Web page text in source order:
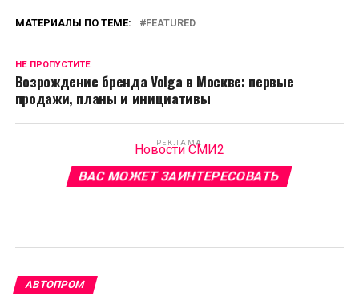
МАТЕРИАЛЫ ПО ТЕМЕ: FEATURED
НЕ ПРОПУСТИТЕ
Возрождение бренда Volga в Москве: первые
продажи, планы и инициативы
РЕКЛАМА
Новости СМИ2
ВАС МОЖЕТ ЗАИНТЕРЕСОВАТЬ
АВТОПРОМ